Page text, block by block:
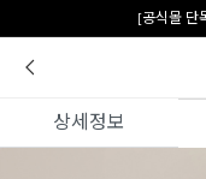
카카오
상세정보